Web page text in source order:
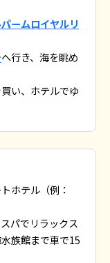
ームロイヤルリ
へ行き、海を眺め
い、ホテルでゆ
ホテル（例：
パでリラックス
族館まで車で15